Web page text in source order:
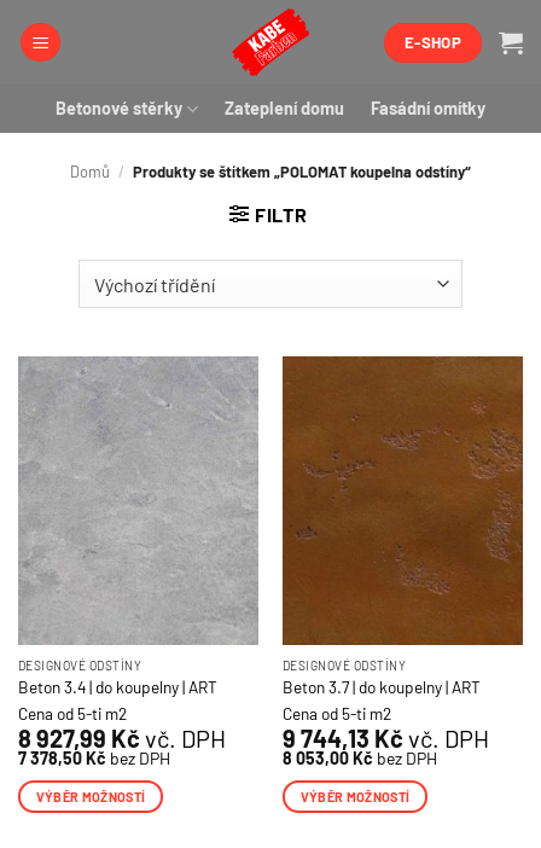
E-SHOP
Betonové stěrky Zateplení domu Fasádní omítky
Domů / Produkty se štítkem „POLOMAT koupelna odstíny“
FILTR
DESIGNOVÉ ODSTÍNY
Beton 3.4 | do koupelny | ART
Cena od 5-ti m2
8 927,99 Kč vč. DPH
7 378,50Kč bez DPH
VÝBĚR MOŽNOSTÍ
DESIGNOVÉ ODSTÍNY
Beton 3.7 | do koupelny | ART
Cena od 5-ti m2
9 744,13 Kč vč. DPH
8 053,00Kč bez DPH
VÝBĚR MOŽNOSTÍ